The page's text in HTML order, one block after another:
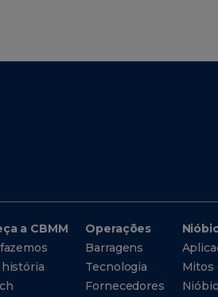
a CBMM
história
Operações
Barragens
Tecnologia
Fornecedores
Mitos
Nióbio